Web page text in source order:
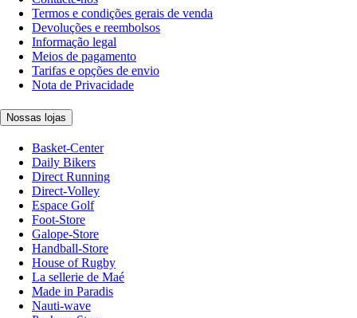
Termos e condições gerais de venda
Devoluções e reembolsos
Informação legal
Meios de pagamento
Tarifas e opções de envio
Nota de Privacidade
Nossas lojas
Basket-Center
Daily Bikers
Direct Running
Direct-Volley
Espace Golf
Foot-Store
Galope-Store
Handball-Store
House of Rugby
La sellerie de Maé
Made in Paradis
Nauti-wave